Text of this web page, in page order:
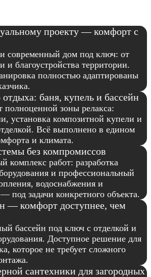
проекту — комфорт с
современный дом под ключ: от
и благоустройства территории.
полностью адаптированы
отдыха: баня, купель и бассейн
полноценной зоны релакса:
установка композитной купели и
Всё выполнено в едином
и климата.
без компромиссов
комплекс работ: разработка
и профессиональный
водоснабжения и
под задачи конкретного объекта.
— комфорт доступнее, чем
бассейн под ключ с отделкой и
Доступное решение для
которое не требует сложного
сантехники для загородных